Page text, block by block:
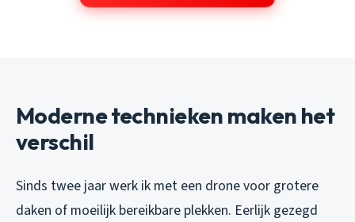
Moderne technieken maken het
verschil
Sinds twee jaar werk ik met een drone voor grotere
daken of moeilijk bereikbare plekken. Eerlijk gezegd